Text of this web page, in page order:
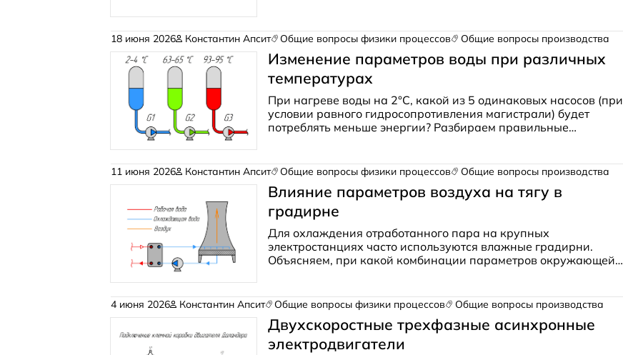
18 июня 2026 Константин Апсит Общие вопросы физики процессов Общие вопросы производства
Изменение параметров воды при различных
температурах
При нагреве воды на 2°С, какой из 5 одинаковых насосов (при
условии равного гидросопротивления магистрали) будет
потреблять меньше энергии? Разбираем правильные
11 июня 2026 Константин Апсит Общие вопросы физики процессов Общие вопросы производства
Влияние параметров воздуха на тягу в
градирне
Для охлаждения отработанного пара на крупных
электростанциях часто используются влажные градирни.
Объясняем, при какой комбинации параметров окружающей
4 июня 2026 Константин Апсит Общие вопросы физики процессов Общие вопросы производства
Двухскоростные трехфазные асинхронные
электродвигатели